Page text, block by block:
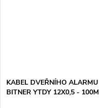
KABEL DVEŘNÍHO ALARMU
BITNER YTDY 12X0,5 - 100M